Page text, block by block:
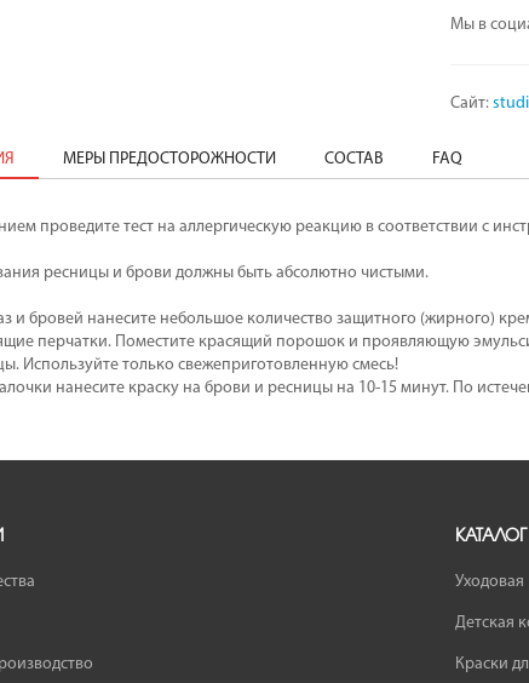
Мы в
Сайт:
МЕРЫ ПРЕДОСТОРОЖНОСТИ СОСТАВ FAQ
проведите тест на аллергическую реакцию в соответствии с
ресницы и брови должны быть абсолютно чистыми.
и бровей нанесите небольшое количество защитного (жирного)
перчатки. Поместите красящий порошок и проявляющую
Используйте только свежеприготовленную смесь!
нанесите краску на брови и ресницы на 10-15 минут. По
КАТАЛОГ
Уходовая
Детская
Краски